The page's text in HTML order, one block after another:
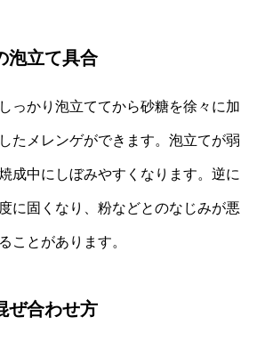
泡立て具合
っかり泡立ててから砂糖を徐々に加
たメレンゲができます。泡立てが弱
成中にしぼみやすくなります。逆に
に固くなり、粉などとのなじみが悪
ことがあります。
ぜ合わせ方